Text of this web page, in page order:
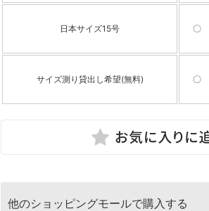
日本サイズ15号 〇
サイズ測り貸出し希望(無料) 〇
他のショッピングモールで購入する